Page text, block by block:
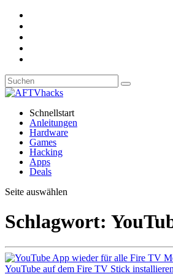
Schnellstart
Anleitungen
Hardware
Games
Hacking
Apps
Deals
Seite auswählen
Schlagwort: